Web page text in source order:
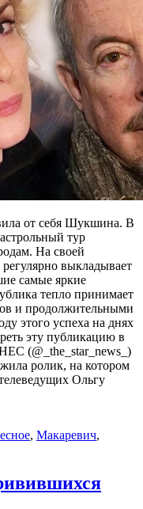
от себя Шукшина. В
тур
На своей
выкладывает
самые яркие
тепло принимает
и продолжительными
этого успеха на днях
эту публикацию в
(@_the_star_news_)
ролик, на котором
Ольгу
, Макаревич,